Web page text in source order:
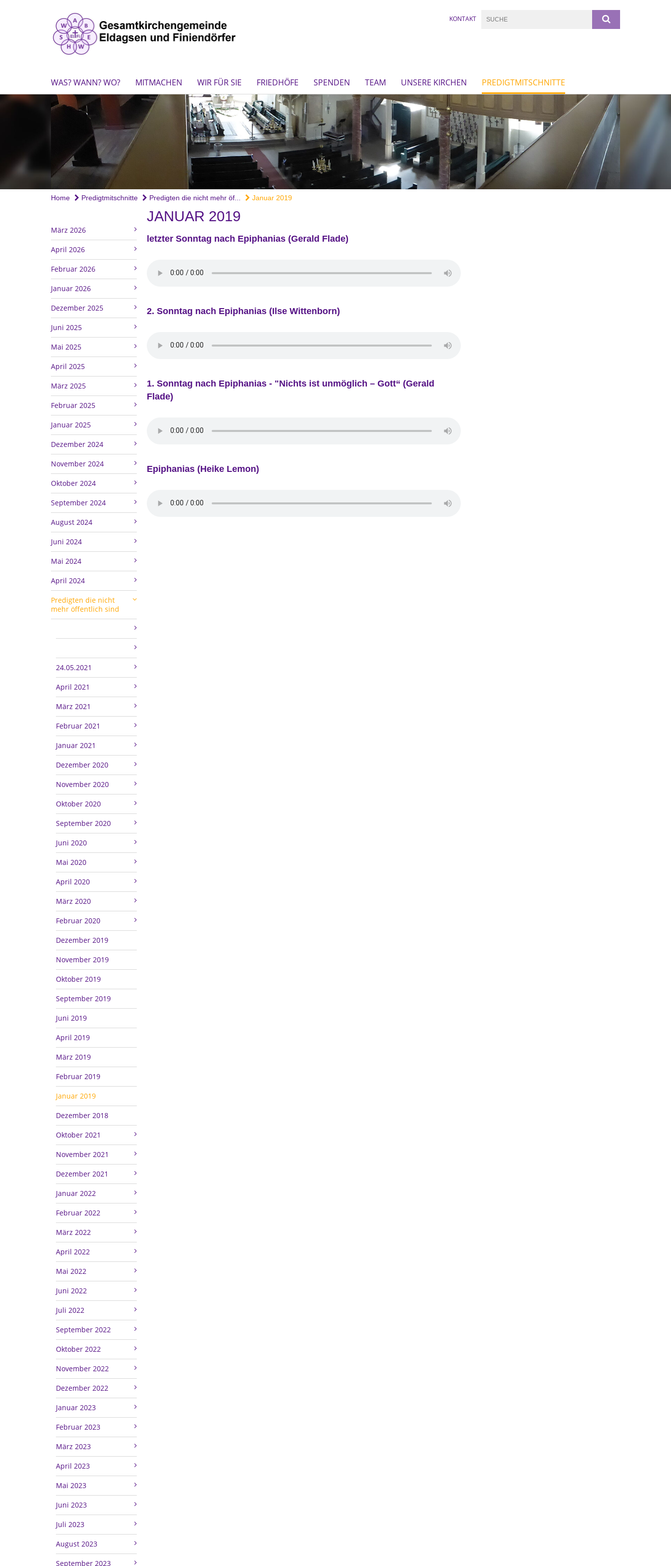
KONTAKT
WAS? WANN? WO? MITMACHEN WIR FÜR SIE FRIEDHÖFE SPENDEN TEAM UNSERE KIRCHEN PREDIGTMITSCHNITTE
Home Predigtmitschnitte Predigten die nicht mehr öf... Januar 2019
März 2026
April 2026
Februar 2026
Januar 2026
Dezember 2025
Juni 2025
Mai 2025
April 2025
März 2025
Februar 2025
Januar 2025
Dezember 2024
November 2024
Oktober 2024
September 2024
August 2024
Juni 2024
Mai 2024
April 2024
Predigten die nicht
mehr öffentlich sind
24.05.2021
April 2021
März 2021
Februar 2021
Januar 2021
Dezember 2020
November 2020
Oktober 2020
September 2020
Juni 2020
Mai 2020
April 2020
März 2020
Februar 2020
Dezember 2019
November 2019
Oktober 2019
September 2019
Juni 2019
April 2019
März 2019
Februar 2019
Januar 2019
Dezember 2018
Oktober 2021
November 2021
Dezember 2021
Januar 2022
Februar 2022
März 2022
April 2022
Mai 2022
Juni 2022
Juli 2022
September 2022
Oktober 2022
November 2022
Dezember 2022
Januar 2023
Februar 2023
März 2023
April 2023
Mai 2023
Juni 2023
Juli 2023
August 2023
September 2023
JANUAR 2019
letzter Sonntag nach Epiphanias (Gerald Flade)
2. Sonntag nach Epiphanias (Ilse Wittenborn)
1. Sonntag nach Epiphanias - "Nichts ist unmöglich – Gott“ (Gerald
Flade)
Epiphanias (Heike Lemon)